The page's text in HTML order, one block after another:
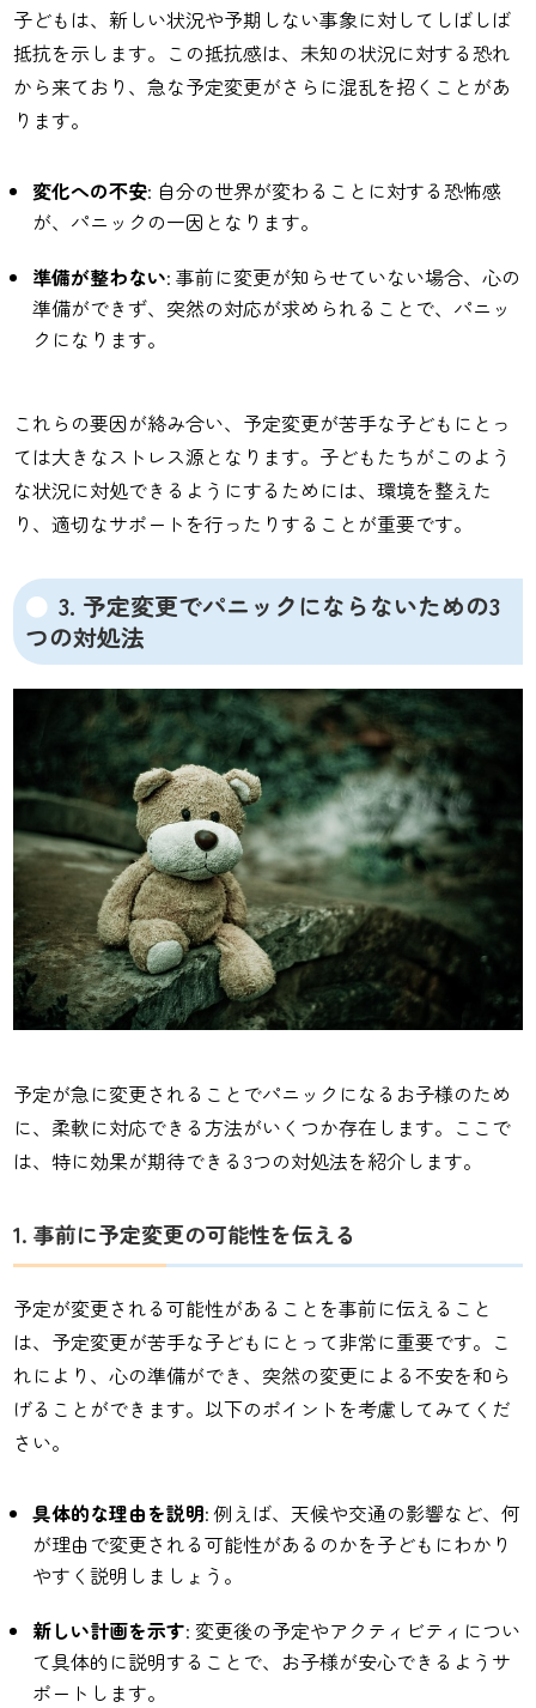
子どもは、新しい状況や予期しない事象に対してしばしば
抵抗を示します。この抵抗感は、未知の状況に対する恐れ
から来ており、急な予定変更がさらに混乱を招くことがあ
ります。
変化への不安: 自分の世界が変わることに対する恐怖感
が、パニックの一因となります。
準備が整わない: 事前に変更が知らせていない場合、心の
準備ができず、突然の対応が求められることで、パニッ
クになります。
これらの要因が絡み合い、予定変更が苦手な子どもにとっ
ては大きなストレス源となります。子どもたちがこのよう
な状況に対処できるようにするためには、環境を整えた
り、適切なサポートを行ったりすることが重要です。
3. 予定変更でパニックにならないための3
つの対処法
予定が急に変更されることでパニックになるお子様のため
に、柔軟に対応できる方法がいくつか存在します。ここで
は、特に効果が期待できる3つの対処法を紹介します。
1. 事前に予定変更の可能性を伝える
予定が変更される可能性があることを事前に伝えること
は、予定変更が苦手な子どもにとって非常に重要です。こ
れにより、心の準備ができ、突然の変更による不安を和ら
げることができます。以下のポイントを考慮してみてくだ
さい。
具体的な理由を説明: 例えば、天候や交通の影響など、何
が理由で変更される可能性があるのかを子どもにわかり
やすく説明しましょう。
新しい計画を示す: 変更後の予定やアクティビティについ
て具体的に説明することで、お子様が安心できるようサ
ポートします。